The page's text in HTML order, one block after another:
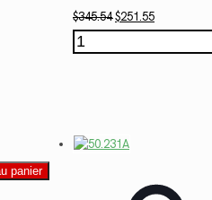
$345.54Le
prix
initial
$251.55Le
prix
actuel
quantité
de
panier